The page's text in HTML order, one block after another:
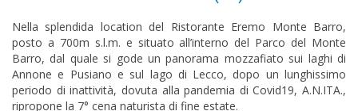
Nella splendida location del Ristorante Eremo Monte Barro,
posto a 700m s.l.m. e situato all’interno del Parco del Monte
Barro, dal quale si gode un panorama mozzafiato sui laghi di
Annone e Pusiano e sul lago di Lecco, dopo un lunghissimo
periodo di inattività, dovuta alla pandemia di Covid19, A.N.ITA.,
ripropone la 7° cena naturista di fine estate.